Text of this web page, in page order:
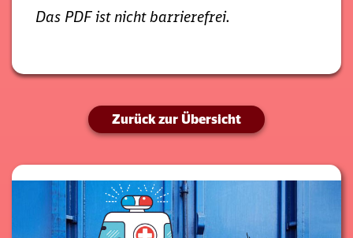
Das PDF ist nicht barrierefrei.
Zurück zur Übersicht